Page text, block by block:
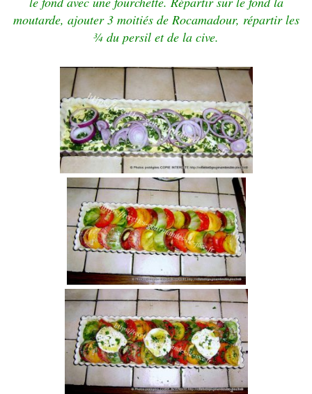
moutarde, ajouter 3 moitiés de Rocamadour, répartir les
¾ du persil et de la cive.